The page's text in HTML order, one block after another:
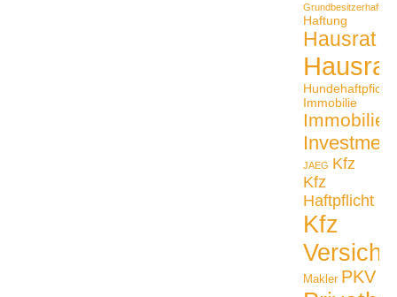
Haftung
Hausrat
Hundehaftpficht
Immobilie
JAEG Kfz
Kfz
Haftpflicht
Kfz
Makler PKV